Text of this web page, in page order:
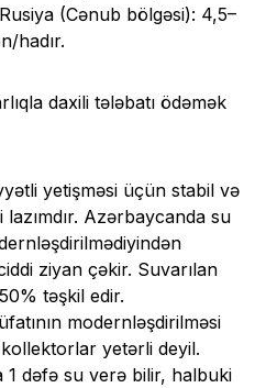
(Cənub bölgəsi): 4,5–
hadır.
daxili tələbatı ödəmək
yetişməsi üçün stabil və
Azərbaycanda su
ziyan çəkir. Suvarılan
təşkil edir.
modernləşdirilməsi
yetərli deyil.
1 dəfə su verə bilir, halbuki